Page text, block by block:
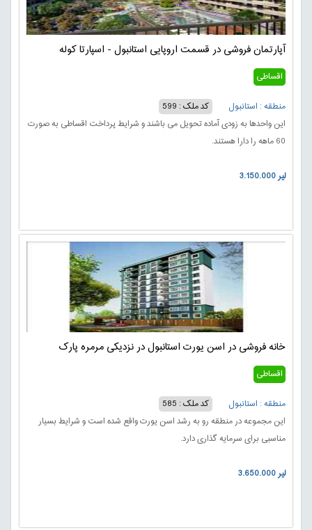
آپارتمان فروشی در قسمت اروپایی استانبول - اسپارتا کوله
اقساطی
منطقه : استانبول
کد ملک : 599
این واحدها به زودی آماده تحویل می باشند و شرایط پرداخت اقساطی به صورت
60 ماهه را دارا هستند.
3.150.000 لیر
خانه فروشی در اسن یورت استانبول در نزدیکی مرمره پارک
اقساطی
منطقه : استانبول
کد ملک : 585
این مجموعه در منطقه رو به رشد اسن یورت واقع شده است و شرایط بسیار
مناسبی برای سرمایه گذاری دارد.
3.650.000 لیر